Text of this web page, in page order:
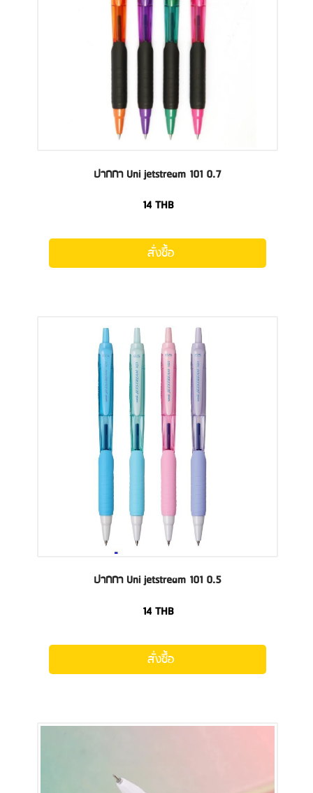
ปากกา Uni jetstream 101 0.7
14 THB
สั่งซื้อ
ปากกา Uni jetstream 101 0.5
14 THB
สั่งซื้อ